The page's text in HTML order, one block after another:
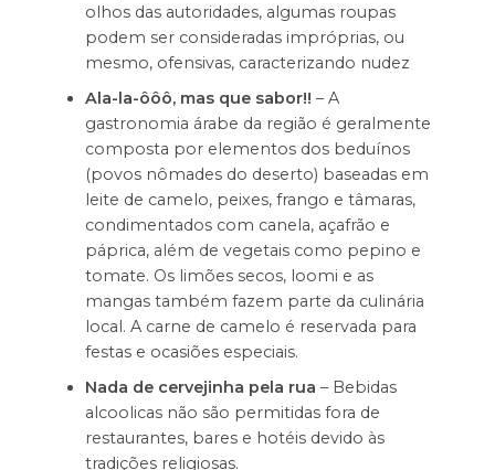
olhos das autoridades, algumas roupas
podem ser consideradas impróprias, ou
mesmo, ofensivas, caracterizando nudez
Ala-la-ôôô, mas que sabor!! – A
gastronomia árabe da região é geralmente
composta por elementos dos beduínos
(povos nômades do deserto) baseadas em
leite de camelo, peixes, frango e tâmaras,
condimentados com canela, açafrão e
páprica, além de vegetais como pepino e
tomate. Os limões secos, loomi e as
mangas também fazem parte da culinária
local. A carne de camelo é reservada para
festas e ocasiões especiais.
Nada de cervejinha pela rua – Bebidas
alcoolicas não são permitidas fora de
restaurantes, bares e hotéis devido às
tradições religiosas.